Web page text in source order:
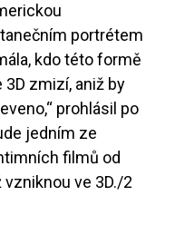
portrétem
kdo této formě
3D zmizí, aniž by
prohlásil po
jedním ze
filmů od
ve 3D./2